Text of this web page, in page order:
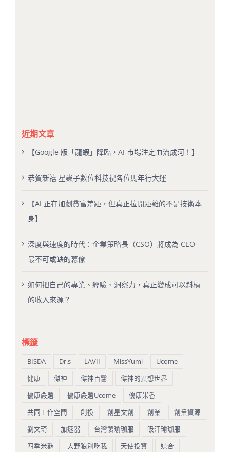
近期文章
【Google 版「龍蝦」降臨，AI 市場注定血流成河！】
恭賀新禧 星蟲子數位科技祝各位馬年行大運
【AI 正在加劇貧富差距，但真正拉開距離的不是技術本
身】
深度與速度的時代：企業策略長（CSO）將成為 CEO
最不可或缺的幕僚
如何把自己的專業、經驗、洞察力，真正變成可以斜槓
的收入來源？
標籤
BISDA Dr.s LAVII MissYumi
Ucome
健康
傑神 傑神百醫
傑神的異想世界
優康嚴選
優康嚴選Ucome
優康米香
共同工作空間
創投 創星文創 創業
創業資源
劉文琦
加速器 台灣製瑜珈服
吸汗瑜珈服
四季米麩
大野狼別吃我 天使投資 媒合